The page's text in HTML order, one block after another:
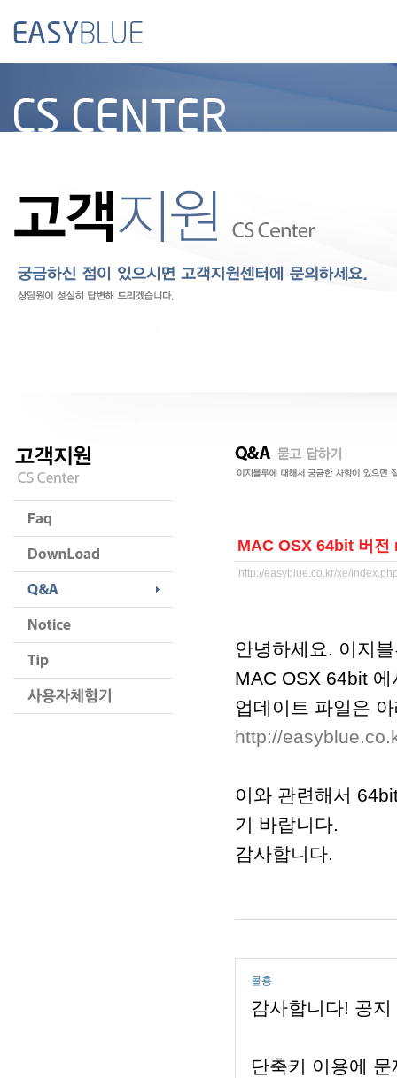
MAC OSX 64bit 버전
http://easyblue.co.kr/xe/
안녕하세요. 이지
MAC OSX 64bit
업데이트 파일은
http://
이와 관련해서
기 바랍니다.
감사합니다.
콜홍
감사합니다! 공
단축키 이용에